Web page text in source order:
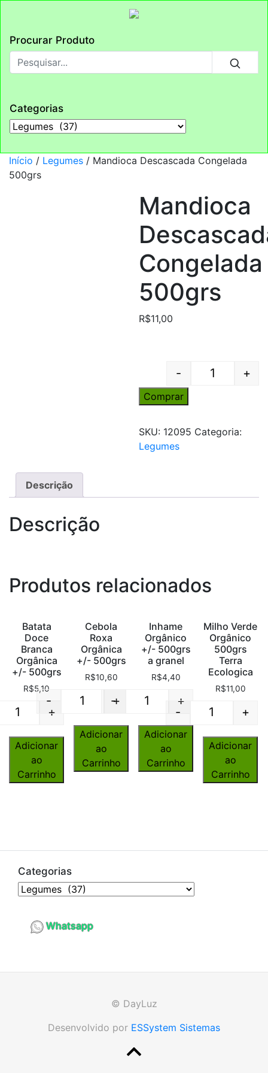
Procurar Produto
Categorias
Início / Legumes / Mandioca Descascada Congelada
500grs
Mandioca
Congelada
500grs
R$11,00
Quantity
- +
Comprar
SKU: 12095 Categoria:
Legumes
Descrição
Descrição
Produtos relacionados
Batata
Doce
Branca
Orgânica
+/- 500grs
R$5,10
Quantity+
Adicionar
ao
Carrinho
Cebola
Roxa
Orgânica
+/- 500grs
R$10,60
Quantity
- +
Adicionar
ao
Carrinho
Inhame
Orgânico
+/- 500grs
a granel
R$4,40
Quantity
- +
Adicionar
ao
Carrinho
Milho Verde
Orgânico
500grs
Terra
Ecologica
R$11,00
Quantity
- +
Adicionar
ao
Carrinho
Categorias
Whatsapp
© DayLuz
Desenvolvido por ESSystem Sistemas